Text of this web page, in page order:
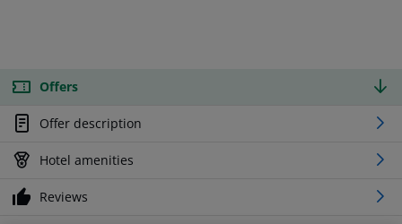
Offers
Offer description
Hotel amenities
Reviews